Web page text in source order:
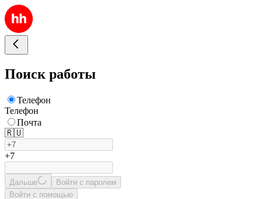
Поиск работы
Телефон
Телефон
Почта
🇷🇺
+7
Дальше
Войти с паролем
Войти с помощью